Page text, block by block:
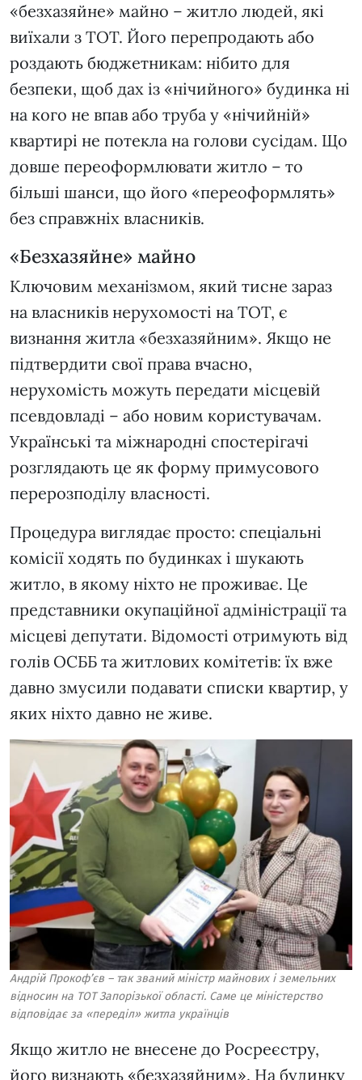
«безхазяйне» майно – житло людей, які
виїхали з ТОТ. Його перепродають або
роздають бюджетникам: нібито для
безпеки, щоб дах із «нічийного» будинка ні
на кого не впав або труба у «нічийній»
квартирі не потекла на голови сусідам. Що
довше переоформлювати житло – то
більші шанси, що його «переоформлять»
без справжніх власників.
«Безхазяйне» майно
Ключовим механізмом, який тисне зараз
на власників нерухомості на ТОТ, є
визнання житла «безхазяйним». Якщо не
підтвердити свої права вчасно,
нерухомість можуть передати місцевій
псевдовладі – або новим користувачам.
Українські та міжнародні спостерігачі
розглядають це як форму примусового
перерозподілу власності.
Процедура виглядає просто: спеціальні
комісії ходять по будинках і шукають
житло, в якому ніхто не проживає. Це
представники окупаційної адміністрації та
місцеві депутати. Відомості отримують від
голів ОСББ та житлових комітетів: їх вже
давно змусили подавати списки квартир, у
яких ніхто давно не живе.
Андрій Прокоф’єв – так званий міністр майнових і земельних
відносин на ТОТ Запорізької області. Саме це міністерство
відповідає за «переділ» житла українців
Якщо житло не внесене до Росреєстру,
його визнають «безхазяйним». На будинку